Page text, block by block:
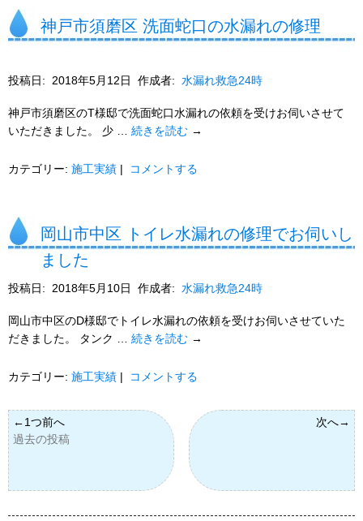
神戸市須磨区 洗面蛇口の水漏れの修理
投稿日: 2018年5月12日 作成者: 水漏れ救急24時
神戸市須磨区のT様邸で洗面蛇口水漏れの依頼を受けお伺いさせて
いただきました。 少 … 続きを読む →
カテゴリー: 施工実績 | コメントする
岡山市中区 トイレ水漏れの修理でお伺いし
ました
投稿日: 2018年5月10日 作成者: 水漏れ救急24時
岡山市中区のD様邸でトイレ水漏れの依頼を受けお伺いさせていた
だきました。 タンク … 続きを読む →
カテゴリー: 施工実績 | コメントする
過去の投稿